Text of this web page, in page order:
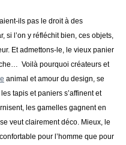
ils pas le droit à des
si l’on y réfléchit bien, ces objets,
Et admettons-le, le vieux panier
Voilà pourquoi créateurs et
animal et amour du design, se
tapis et paniers s’affinent et
les gamelles gagnent en
veut clairement déco. Mieux, le
pour l’homme que pour